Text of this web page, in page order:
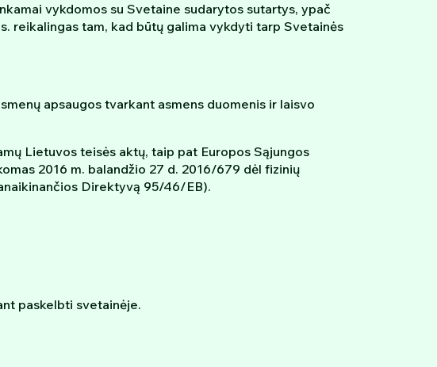
vykdomos su Svetaine sudarytos sutartys, ypač
reikalingas tam, kad būtų galima vykdyti tarp Svetainės
apsaugos tvarkant asmens duomenis ir laisvo
Lietuvos teisės aktų, taip pat Europos Sąjungos
2016 m. balandžio 27 d. 2016/679 dėl fizinių
Direktyvą 95/46/EB).
paskelbti svetainėje.